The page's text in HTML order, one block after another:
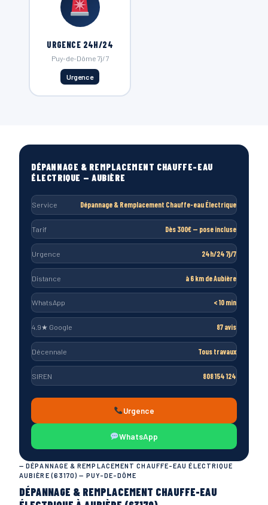
URGENCE 24H/24
Puy-de-Dôme 7j/7
Urgence
— DÉPANNAGE & REMPLACEMENT CHAUFFE-EAU ÉLECTRIQUE
AUBIÈRE (63170) — PUY-DE-DÔME
DÉPANNAGE & REMPLACEMENT CHAUFFE-EAU
DÉPANNAGE & REMPLACEMENT CHAUFFE-EAU
ÉLECTRIQUE — AUBIÈRE
Service Dépannage & Remplacement Chauffe-eau Électrique
Tarif Dès 300€ — pose incluse
Urgence 24h/24 7j/7
Distance à 6 km de Aubière
WhatsApp < 10 min
4.9★ Google 87 avis
Décennale Tous travaux
SIREN 808 154 124
Urgence
WhatsApp